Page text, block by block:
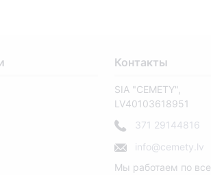
Контакты
SIA "CEMETY",
LV40103618951
371 29144816
info@cemety.lv
Мы работаем по